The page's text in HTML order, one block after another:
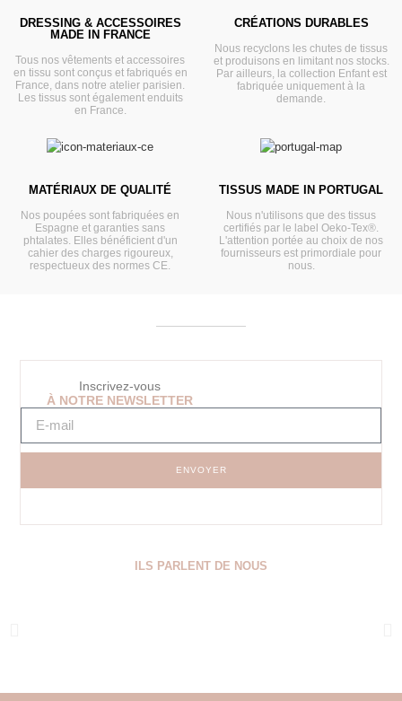
DRESSING & ACCESSOIRES
MADE IN FRANCE
Tous nos vêtements et accessoires
en tissu sont conçus et fabriqués en
France, dans notre atelier parisien.
Les tissus sont également enduits
en France.
CRÉATIONS DURABLES
Nous recyclons les chutes de tissus
et produisons en limitant nos stocks.
Par ailleurs, la collection Enfant est
fabriquée uniquement à la
demande.
MATÉRIAUX DE QUALITÉ
Nos poupées sont fabriquées en
Espagne et garanties sans
phtalates. Elles bénéficient d'un
cahier des charges rigoureux,
respectueux des normes CE.
TISSUS MADE IN PORTUGAL
Nous n'utilisons que des tissus
certifiés par le label Oeko-Tex®.
L'attention portée au choix de nos
fournisseurs est primordiale pour
nous.
Inscrivez-vous
À NOTRE NEWSLETTER
ENVOYER
ILS PARLENT DE NOUS